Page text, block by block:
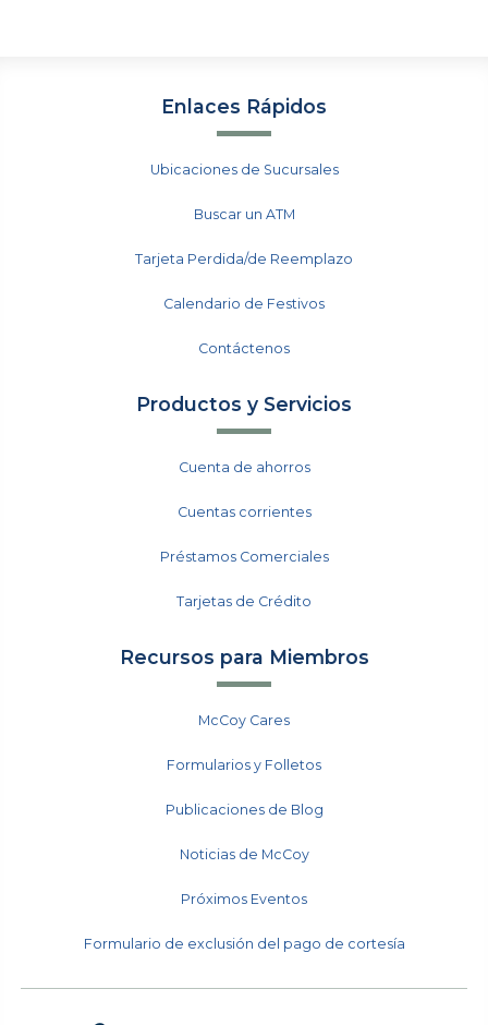
Enlaces Rápidos
Ubicaciones de Sucursales
Buscar un ATM
Tarjeta Perdida/de Reemplazo
Calendario de Festivos
Contáctenos
Productos y Servicios
Cuenta de ahorros
Cuentas corrientes
Préstamos Comerciales
Tarjetas de Crédito
Recursos para Miembros
McCoy Cares
Formularios y Folletos
Publicaciones de Blog
Noticias de McCoy
Próximos Eventos
Formulario de exclusión del pago de cortesía